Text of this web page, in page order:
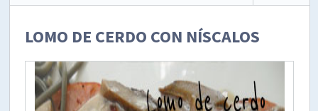
LOMO DE CERDO CON NÍSCALOS